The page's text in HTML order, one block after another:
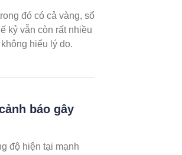
đó có cả vàng, sổ
kỷ vẫn còn rất nhiều
hiểu lý do.
báo gây
độ hiện tại mạnh